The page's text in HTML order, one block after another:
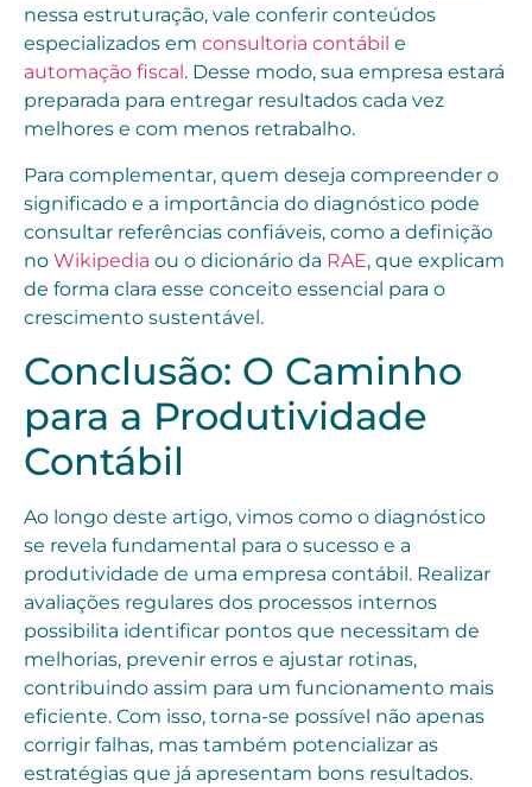
nessa estruturação, vale conferir conteúdos
especializados em consultoria contábil e
automação fiscal . Desse modo, sua empresa estará
preparada para entregar resultados cada vez
melhores e com menos retrabalho.
Para complementar, quem deseja compreender o
significado e a importância do diagnóstico pode
consultar referências confiáveis, como a definição
no Wikipedia ou o dicionário da RAE, que explicam
de forma clara esse conceito essencial para o
crescimento sustentável.
Conclusão: O Caminho
para a Produtividade
Contábil
Ao longo deste artigo, vimos como o diagnóstico
se revela fundamental para o sucesso e a
produtividade de uma empresa contábil. Realizar
avaliações regulares dos processos internos
possibilita identificar pontos que necessitam de
melhorias, prevenir erros e ajustar rotinas,
contribuindo assim para um funcionamento mais
eficiente. Com isso, torna-se possível não apenas
corrigir falhas, mas também potencializar as
estratégias que já apresentam bons resultados.